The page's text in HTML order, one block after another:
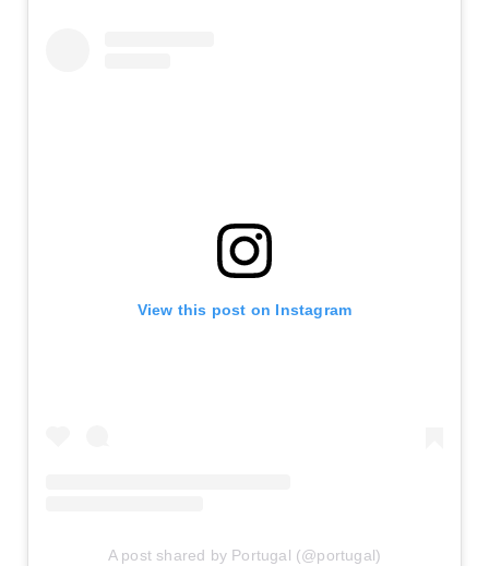
View this post on Instagram
A post shared by Portugal (@portugal)